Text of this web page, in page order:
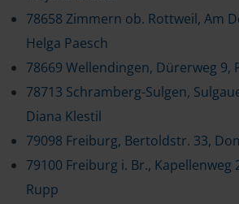
78658 Zimmern ob. Rottweil, Am
Helga Paesch
78669 Wellendingen, Dürerweg 9,
78713 Schramberg-Sulgen,
Diana Klestil
79098 Freiburg, Bertoldstr. 33,
79100 Freiburg i. Br., Kapellenweg
Rupp